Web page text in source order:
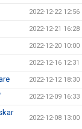
2022-12-22 12:56
2022-12-21 16:28
2022-12-20 10:00
2022-12-16 12:31
2022-12-12 18:30
2022-12-09 16:33
2022-12-08 13:00